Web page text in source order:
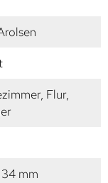
Flur,
mm